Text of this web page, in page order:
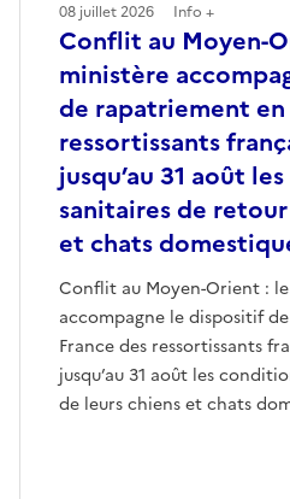
Conflit au Moyen-
ministère
de rapatriement en
ressortissants
jusqu’au 31 août
sanitaires de
et chats
Conflit au Moyen-Orient :
accompagne le dispositif
France des ressortissants
jusqu’au 31 août les
de leurs chiens et chats
08 juillet 2026 Info +